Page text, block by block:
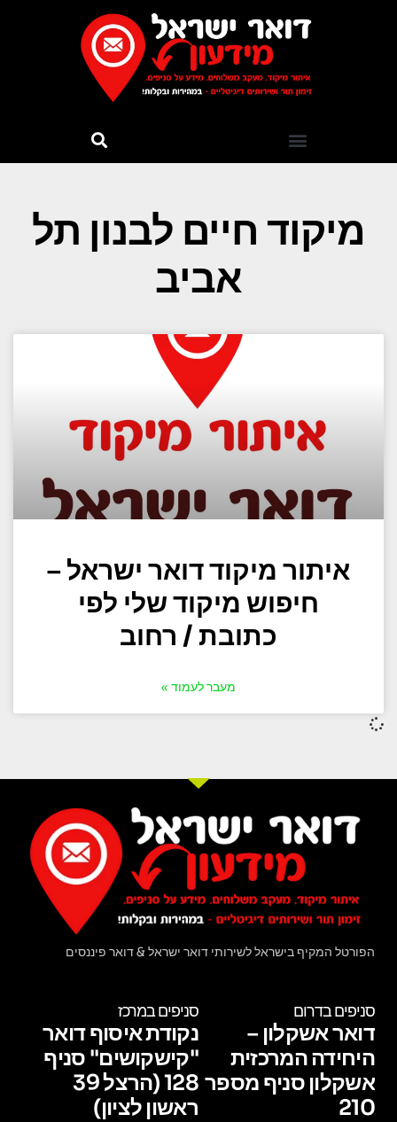
מיקוד חיים לבנון תל
אביב
איתור מיקוד דואר ישראל –
חיפוש מיקוד שלי לפי
כתובת / רחוב
מעבר לעמוד »
הפורטל המקיף בישראל לשירותי דואר ישראל & דואר פיננסים
סניפים בדרום
דואר אשקלון –
היחידה המרכזית
אשקלון סניף מספר
210
סניפים במרכז
נקודת איסוף דואר
"קישקושים" סניף
128 (הרצל 39
ראשון לציון)